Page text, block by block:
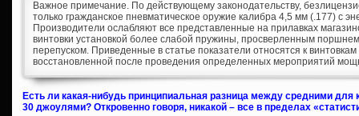
Важное примечание. По действующему законодательству,
только гражданское пневматическое оружие калибра 4,5 мм (.177) с
Производители ослабляют все представленные на прилавках
винтовки установкой более слабой пружины, просверленным
перепуском. Приведенные в статье показатели относятся к
восстановленной после проведения определенных мероприятий
Есть ли какая-нибудь принципиальная разница между средними
30 джоулями? Откровенно говоря, никакой – все в пределах